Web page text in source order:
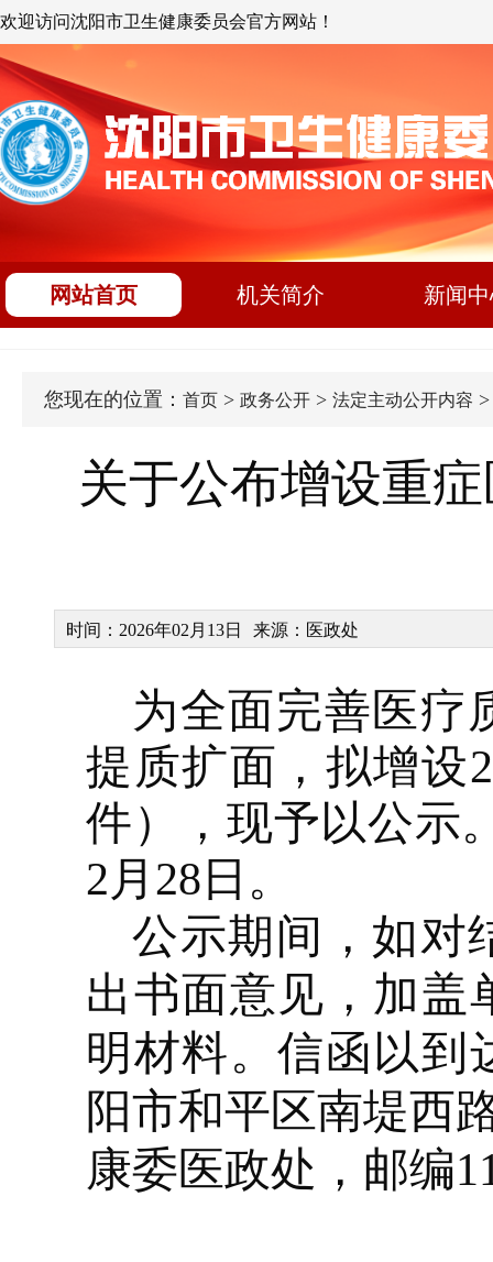
欢迎访问沈阳市卫生健康委员会官方网站！
网站首页 机关简介 新闻
您现在的位置： 首页 > 政务公开 > 法定主动公开内容
关于公布增设重
时间：2026年02月13日 来源：医政处
为全面完善医疗
提质扩面， 拟增设
件）
，现予以公示
2 月 28 日。
公示期间，如对
出书面意见 ， 加盖
明材料。信函以到
阳市和平区南堤西
康委医政处，邮编